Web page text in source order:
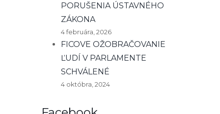
PORUŠENIA ÚSTAVNÉHO
ZÁKONA
4 februára, 2026
FICOVE OŽOBRAČOVANIE
ĽUDÍ V PARLAMENTE
SCHVÁLENÉ
4 októbra, 2024